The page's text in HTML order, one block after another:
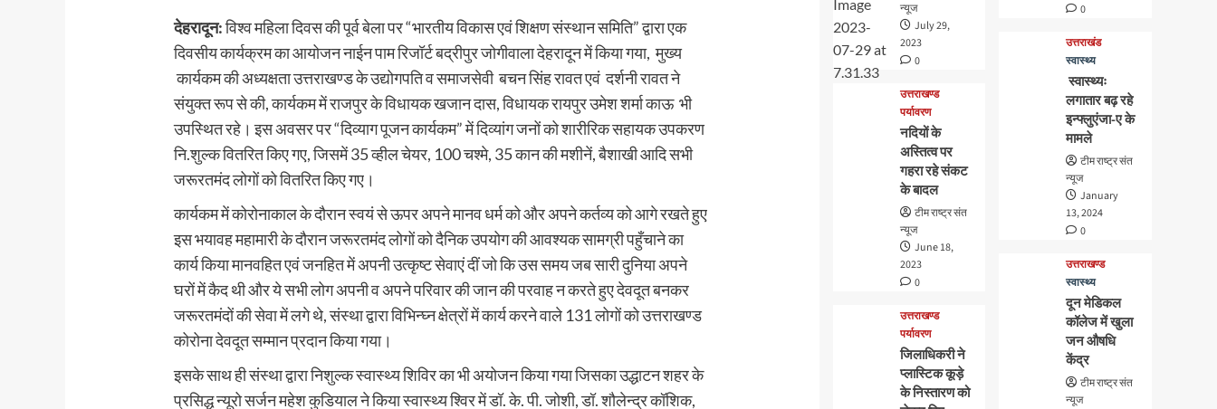
देहरादून:विश्व महिला दिवस की पूर्व बेला पर “भारतीय विकास एवं शिक्षण संस्थान समिति” द्वारा एक
दिवसीय कार्यक्रम का आयोजन नाईन पाम रिजॉर्ट बद्रीपुर जोगीवाला देहरादून में किया गया, मुख्य
कार्यकम की अध्यक्षता उत्तराखण्ड के उद्योगपति व समाजसेवी बचन सिंह रावत एवं दर्शनी रावत ने
संयुक्त रूप से की, कार्यकम में राजपुर के विधायक खजान दास, विधायक रायपुर उमेश शर्मा काऊ भी
उपस्थित रहे। इस अवसर पर “दिव्याग पूजन कार्यकम” में दिव्यांग जनों को शारीरिक सहायक उपकरण
नि.शुल्क वितरित किए गए, जिसमें 35 व्हील चेयर, 100 चश्मे, 35 कान की मशीनें, बैशाखी आदि सभी
जरूरतमंद लोगों को वितरित किए गए।
कार्यकम में कोरोनाकाल के दौरान स्वयं से ऊपर अपने मानव धर्म को और अपने कर्तव्य को आगे रखते हुए
इस भयावह महामारी के दौरान जरूरतमंद लोगों को दैनिक उपयोग की आवश्यक सामग्री पहुँचाने का
कार्य किया मानवहित एवं जनहित में अपनी उत्कृष्ट सेवाएं दीं जो कि उस समय जब सारी दुनिया अपने
घरों में कैद थी और ये सभी लोग अपनी व अपने परिवार की जान की परवाह न करते हुए देवदूत बनकर
जरूरतमंदों की सेवा में लगे थे, संस्था द्वारा विभिन्घ्न क्षेत्रों में कार्य करने वाले 131 लोगों को उत्तराखण्ड
कोरोना देवदूत सम्मान प्रदान किया गया।
इसके साथ ही संस्था द्वारा निशुल्क स्वास्थ्य शिविर का भी अयोजन किया गया जिसका उद्धाटन शहर के
प्रसिद्ध न्यूरो सर्जन महेश कुडियाल ने किया स्वास्थ्य श्विर में डॉ. के. पी. जोशी, डॉ. शौलेन्द्र कॉशिक,
न्यूज
July 29,
2023
0
उत्तराखण्ड
पर्यावरण
नदियों के
अस्तित्व पर
गहरा रहे संकट
के बादल
टीम राष्ट्र संत
न्यूज
June 18,
2023
0
उत्तराखण्ड
पर्यावरण
जिलाधिकरी ने
प्लास्टिक कूड़े
के निस्तारण को
0
उत्तराखंड
स्वास्थ्य
स्वास्थ्यः
लगातार बढ़ रहे
इन्फ्लुएंजा-ए के
मामले
टीम राष्ट्र संत
न्यूज
January
13, 2024
0
उत्तराखण्ड
स्वास्थ्य
दून मेडिकल
कॉलेज में खुला
जन औषधि
केंद्र
टीम राष्ट्र संत
न्यूज